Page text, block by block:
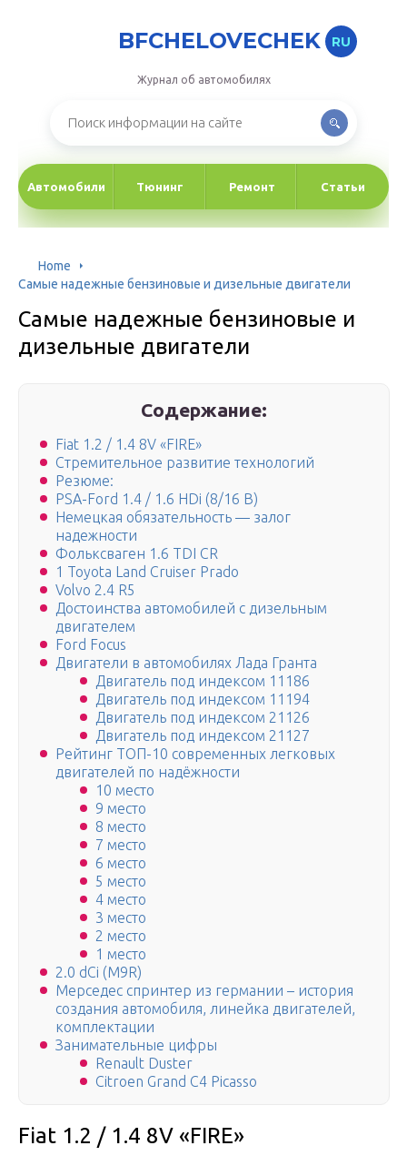
BFCHELOVECHEK RU
Журнал об автомобилях
Автомобили Тюнинг Ремонт Статьи
Home
Самые надежные бензиновые и дизельные двигатели
Самые надежные бензиновые и
дизельные двигатели
Содержание:
Fiat 1.2 / 1.4 8V «FIRE»
Стремительное развитие технологий
Резюме:
PSA-Ford 1.4 / 1.6 HDi (8/16 В)
Немецкая обязательность — залог
надежности
Фольксваген 1.6 TDI CR
1 Toyota Land Cruiser Prado
Volvo 2.4 R5
Достоинства автомобилей с дизельным
двигателем
Ford Focus
Двигатели в автомобилях Лада Гранта
Двигатель под индексом 11186
Двигатель под индексом 11194
Двигатель под индексом 21126
Двигатель под индексом 21127
Рейтинг ТОП-10 современных легковых
двигателей по надёжности
10 место
9 место
8 место
7 место
6 место
5 место
4 место
3 место
2 место
1 место
2.0 dCi (M9R)
Мерседес спринтер из германии – история
создания автомобиля, линейка двигателей,
комплектации
Занимательные цифры
Renault Duster
Citroen Grand C4 Picasso
Fiat 1.2 / 1.4 8V «FIRE»